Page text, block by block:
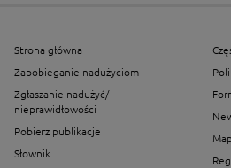
Strona główna
Zapobieganie nadużyciom
Zgłaszanie nadużyć/
nieprawidłowości
Pobierz publikacje
Słownik